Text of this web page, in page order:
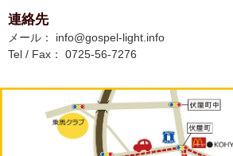
連絡先
メール： info@gospel-light.info
Tel / Fax： 0725-56-7276